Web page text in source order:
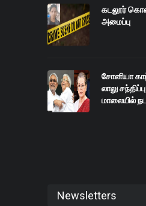
கடலூர்
அமைப்பு
சோனியா
லாலு
மாலையில்
Newsletters